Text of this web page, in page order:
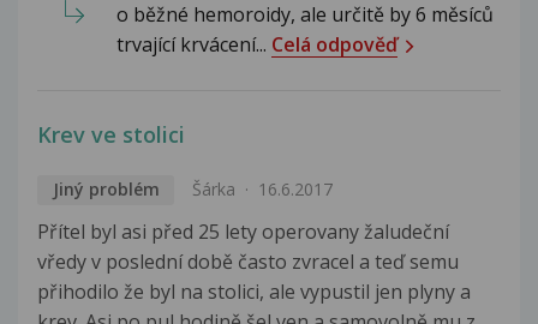
o běžné hemoroidy, ale určitě by 6 měsíců
trvající krvácení... Celá odpověď
Krev ve stolici
Jiný problém Šárka 16.6.2017
Přítel byl asi před 25 lety operovany žaludeční
vředy v poslední době často zvracel a teď semu
přihodilo že byl na stolici, ale vypustil jen plyny a